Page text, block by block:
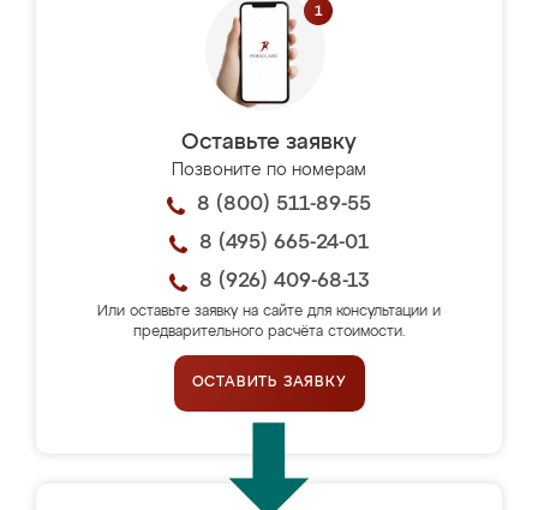
Оставьте заявку
Позвоните по номерам
8 (800) 511-89-55
8 (495) 665-24-01
8 (926) 409-68-13
Или оставьте заявку на сайте для консультации и
предварительного расчёта стоимости.
ОСТАВИТЬ ЗАЯВКУ